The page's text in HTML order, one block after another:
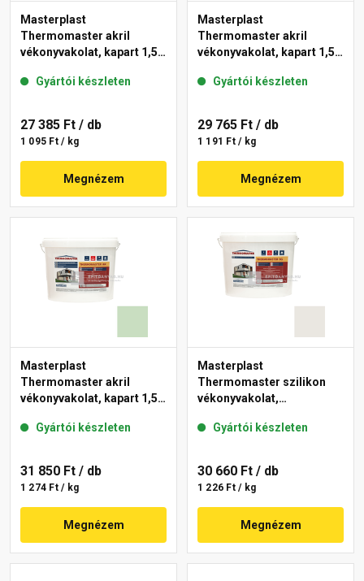
Masterplast
Thermomaster akril
vékonyvakolat, kapart 1,5
Gyártói készleten
27 385 Ft / db
1 095 Ft / kg
Megnézem
Masterplast
Thermomaster akril
vékonyvakolat, kapart 1,5
Gyártói készleten
29 765 Ft / db
1 191 Ft / kg
Megnézem
Masterplast
Thermomaster akril
vékonyvakolat, kapart 1,5
Gyártói készleten
31 850 Ft / db
1 274 Ft / kg
Megnézem
Masterplast
Thermomaster szilikon
vékonyvakolat,
45-F 25 kg
Gyártói készleten
30 660 Ft / db
1 226 Ft / kg
Megnézem